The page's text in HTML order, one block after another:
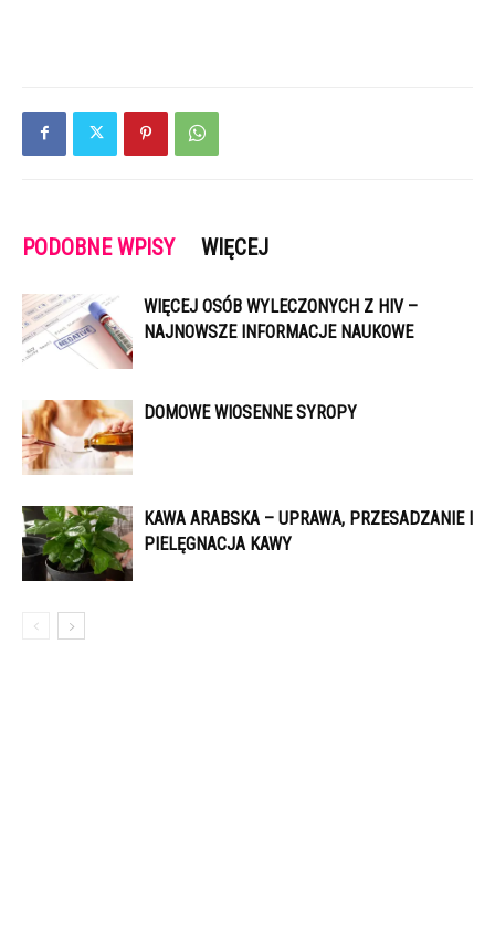
PODOBNE WPISY WIĘCEJ
WIĘCEJ OSÓB WYLECZONYCH Z HIV –
NAJNOWSZE INFORMACJE NAUKOWE
DOMOWE WIOSENNE SYROPY
KAWA ARABSKA – UPRAWA, PRZESADZANIE I
PIELĘGNACJA KAWY